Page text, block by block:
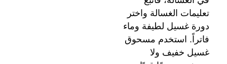
تعليمات الغسالة واختر
دورة غسيل لطيفة وماء
فاتراً. استخدم مسحوق
غسيل خفيف ولا